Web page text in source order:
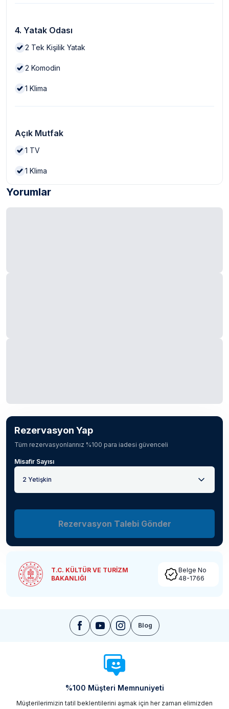
4. Yatak Odası
2 Tek Kişilik Yatak
2 Komodin
1 Klima
Açık Mutfak
1 TV
1 Klima
Yorumlar
Rezervasyon Yap
Tüm rezervasyonlarınız %100 para iadesi güvenceli
Misafir Sayısı
2 Yetişkin
Rezervasyon Talebi Gönder
T.C. KÜLTÜR VE TURİZM
BAKANLIĞI
Belge No
48-1766
Blog
%100 Müşteri Memnuniyeti
Müşterilerimizin tatil beklentilerini aşmak için her zaman elimizden